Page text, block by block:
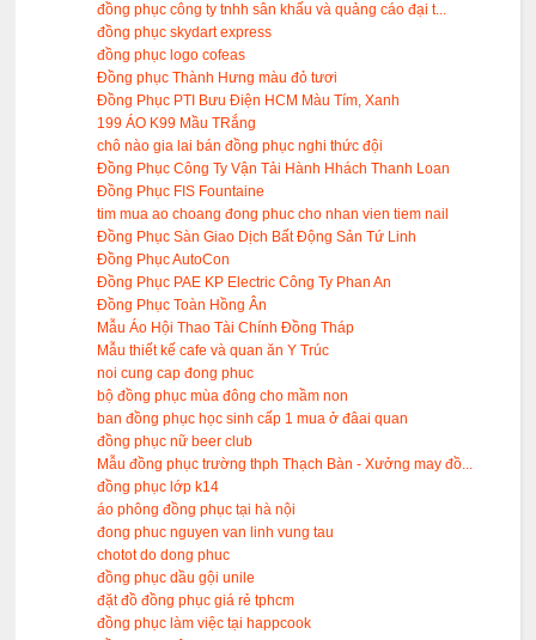
đồng phục công ty tnhh sân khấu và quảng cáo đại t...
đồng phục skydart express
đồng phục logo cofeas
Đồng phục Thành Hưng màu đỏ tươi
Đồng Phục PTI Bưu Điện HCM Màu Tím, Xanh
199 ÁO K99 Mầu TRắng
chô nào gia lai bán đồng phục nghi thức đội
Đồng Phục Công Ty Vận Tải Hành Hhách Thanh Loan
Đồng Phục FIS Fountaine
tim mua ao choang đong phuc cho nhan vien tiem nail
Đồng Phục Sàn Giao Dịch Bất Động Sản Tứ Linh
Đồng Phục AutoCon
Đồng Phục PAE KP Electric Công Ty Phan An
Đồng Phục Toàn Hồng Ân
Mẫu Áo Hội Thao Tài Chính Đồng Tháp
Mẫu thiết kế cafe và quan ăn Y Trúc
noi cung cap đong phuc
bộ đồng phục mùa đông cho mầm non
ban đồng phục học sinh cấp 1 mua ở đâai quan
đồng phục nữ beer club
Mẫu đồng phục trường thph Thạch Bàn - Xưởng may đồ...
đồng phục lớp k14
áo phông đồng phục tại hà nội
đong phuc nguyen van linh vung tau
chotot do dong phuc
đồng phục dầu gội unile
đặt đồ đồng phục giá rẻ tphcm
đồng phục làm việc tại happcook